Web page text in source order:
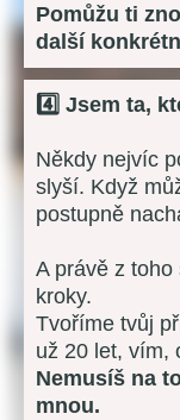
Pomůžu ti
další
4️⃣ Jsem ta,
Někdy nejvíc
slyší. Když
postupně
A právě z
kroky.
Tvoříme tvůj
už 20 let, vím,
Nemusíš na
mnou.